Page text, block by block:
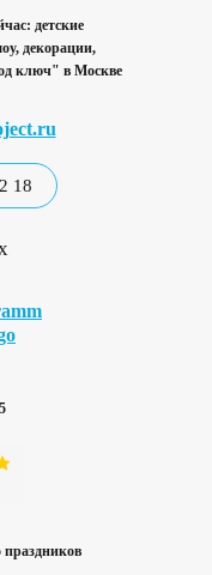
детские
декорации,
ключ" в Москве
18
праздников